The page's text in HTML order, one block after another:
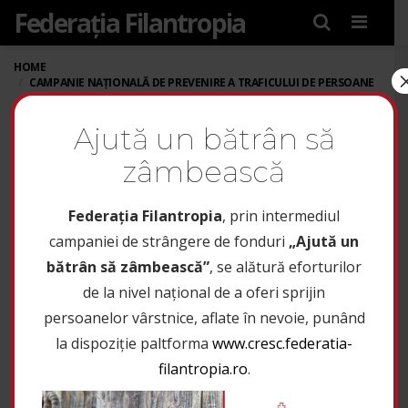
Menu
Federația Filantropia
HOME
CAMPANIE NAȚIONALĂ DE PREVENIRE A TRAFICULUI DE PERSOANE
CAMPANIE NAȚIONALĂ
DE PREVENIRE A
TRAFICULUI DE
PERSOANE
Finanțator:IOCC România
Implementare:Federația Filantropia
Perioada de implementare:
Ajută un bătrân să
zâmbească
Federaţia Filantropia, prin intermediul
campaniei de strângere de fonduri „Ajută un
bătrân să zâmbească”, se alătură eforturilor
de la nivel național de a oferi sprijin
persoanelor vârstnice, aflate în nevoie, punând
la dispoziție paltforma www.cresc.federatia-
filantropia.ro.